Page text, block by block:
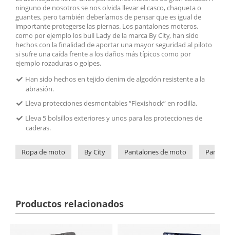
ninguno de nosotros se nos olvida llevar el casco, chaqueta o
guantes, pero también deberíamos de pensar que es igual de
importante protegerse las piernas. Los pantalones moteros,
como por ejemplo los bull Lady de la marca By City, han sido
hechos con la finalidad de aportar una mayor seguridad al piloto
si sufre una caída frente a los daños más típicos como por
ejemplo rozaduras o golpes.
Han sido hechos en tejido denim de algodón resistente a la
abrasión.
Lleva protecciones desmontables “Flexishock” en rodilla.
Lleva 5 bolsillos exteriores y unos para las protecciones de
caderas.
Ropa de moto By City Pantalones de moto
Productos relacionados